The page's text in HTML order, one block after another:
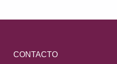
CONTACTO